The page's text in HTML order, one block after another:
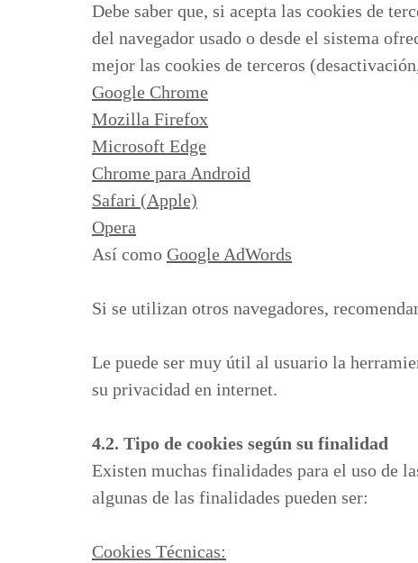
Debe saber que, si acepta las cookies de
del navegador usado o desde el sistema
mejor las cookies de terceros
Google Chrome
Mozilla Firefox
Microsoft Edge
Chrome para Android
Safari (Apple)
Opera
Así como Google AdWords
Si se utilizan otros navegadores,
Le puede ser muy útil al usuario la
su privacidad en internet.
4.2. Tipo de cookies según su finalidad
Existen muchas finalidades para el uso de
algunas de las finalidades pueden ser:
Cookies Técnicas: